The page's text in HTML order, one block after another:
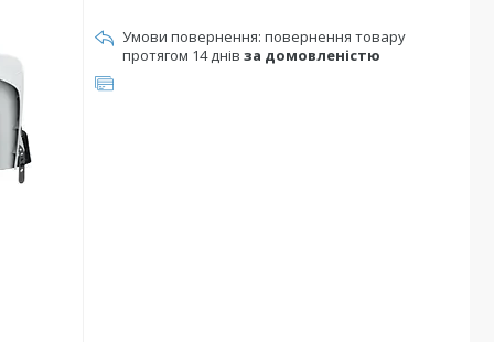
повернення товару
протягом 14 днів за домовленістю